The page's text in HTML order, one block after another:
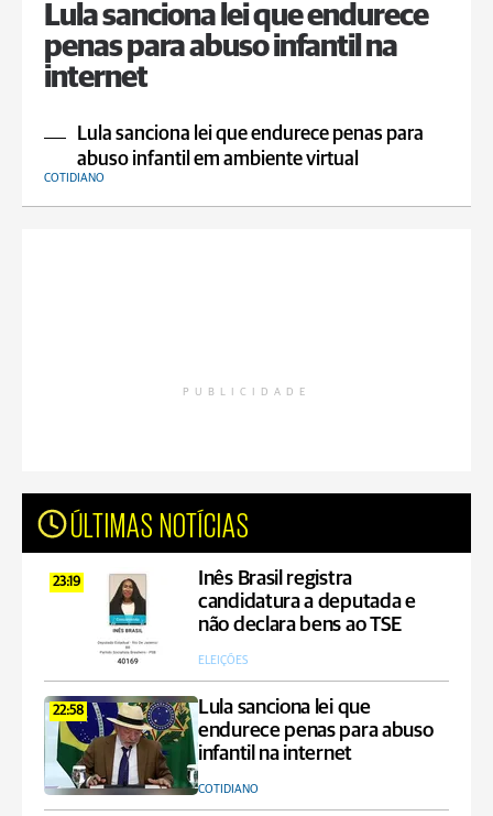
Lula sanciona lei que endurece
penas para abuso infantil na
internet
Lula sanciona lei que endurece penas para
abuso infantil em ambiente virtual
COTIDIANO
PUBLICIDADE
ÚLTIMAS NOTÍCIAS
23:19
Inês Brasil registra
candidatura a deputada e
não declara bens ao TSE
ELEIÇÕES
22:58
Lula sanciona lei que
endurece penas para abuso
infantil na internet
COTIDIANO